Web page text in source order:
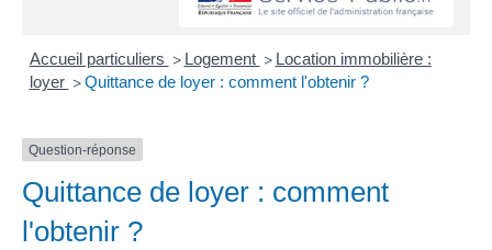
Accueil particuliers > Logement > Location immobilière :
loyer > Quittance de loyer : comment l'obtenir ?
Question-réponse
Quittance de loyer : comment
l'obtenir ?